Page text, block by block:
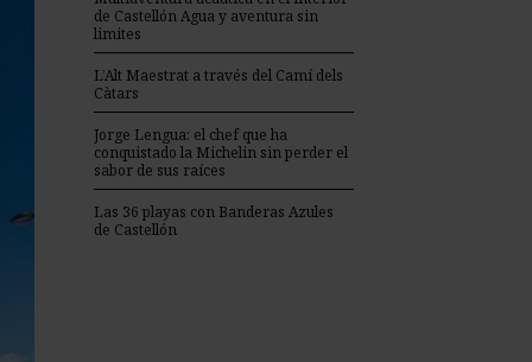
de Castellón Agua y aventura sin
limites
L’Alt Maestrat a través del Camí dels
Càtars
Jorge Lengua: el chef que ha
conquistado la Michelin sin perder el
sabor de sus raíces
Las 36 playas con Banderas Azules
de Castellón